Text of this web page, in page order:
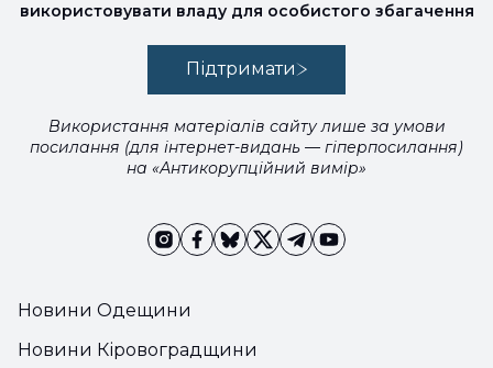
Новини Одещини
Новини Кіровоградщини
використовувати владу для особистого збагачення
Підтримати
Використання матеріалів сайту лише за умови
посилання (для інтернет-видань — гіперпосилання)
на «Антикорупційний вимір»